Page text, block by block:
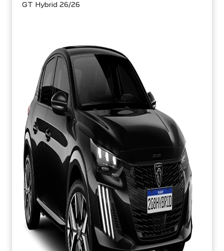
GT Hybrid 26/26